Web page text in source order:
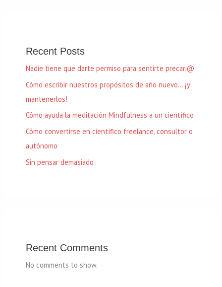
Recent Posts
Nadie tiene que darte permiso para sentirte precari@
Cómo escribir nuestros propósitos de año nuevo… ¡y
mantenerlos!
Cómo ayuda la meditación Mindfulness a un científico
Cómo convertirse en científico freelance, consultor o
autónomo
Sin pensar demasiado
Recent Comments
No comments to show.